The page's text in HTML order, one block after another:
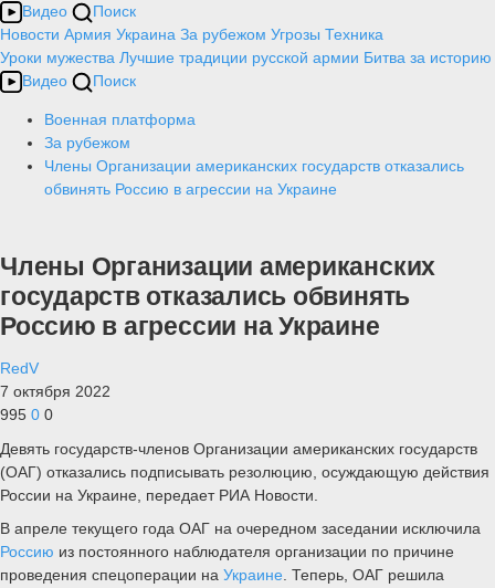
Видео
Поиск
Новости Армия Украина За рубежом Угрозы Техника
Уроки мужества Лучшие традиции русской армии Битва за историю
Видео
Поиск
Военная платформа
За рубежом
Члены Организации американских государств отказались
обвинять Россию в агрессии на Украине
Члены Организации американских
государств отказались обвинять
Россию в агрессии на Украине
RedV
7 октября 2022
995 0 0
Девять государств-членов Организации американских государств
(ОАГ) отказались подписывать резолюцию, осуждающую действия
России на Украине, передает РИА Новости.
В апреле текущего года ОАГ на очередном заседании исключила
Россию из постоянного наблюдателя организации по причине
проведения спецоперации на Украине. Теперь, ОАГ решила